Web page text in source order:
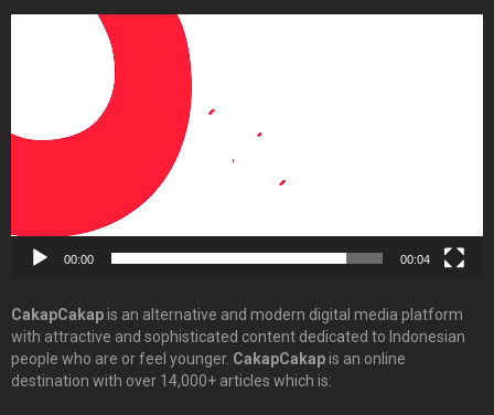
00:00 00:04
CakapCakapis an alternative and modern digital media platform
with attractive and sophisticated content dedicated to Indonesian
people who are or feel younger. CakapCakapis an online
destination with over 14,000+ articles which is: